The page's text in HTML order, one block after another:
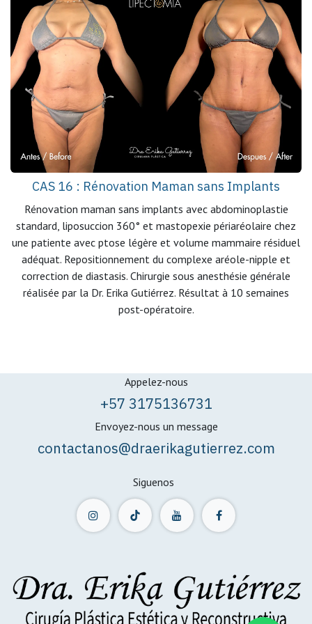
CAS 16 : Rénovation Maman sans Implants
Rénovation maman sans implants avec abdominoplastie
standard, liposuccion 360° et mastopexie périaréolaire chez
une patiente avec ptose légère et volume mammaire résiduel
adéquat. Repositionnement du complexe aréole-nipple et
correction de diastasis. Chirurgie sous anesthésie générale
réalisée par la Dr. Erika Gutiérrez. Résultat à 10 semaines
post-opératoire.
Appelez-nous
+57 3175136731
Envoyez-nous un message
contactanos@draerikagutierrez.com
Siguenos